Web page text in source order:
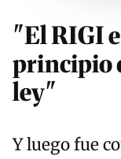
"El RIGI
principio
ley"
Y luego fue